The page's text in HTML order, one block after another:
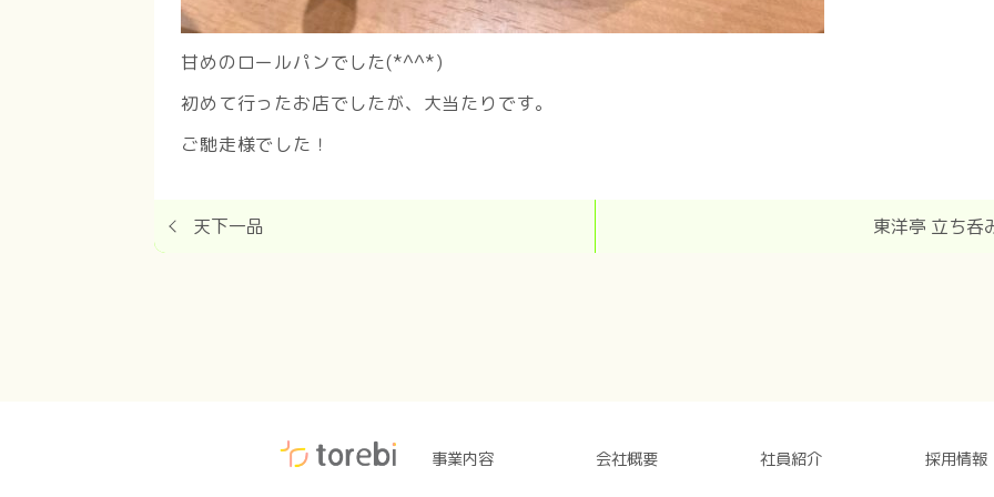
甘めのロールパンでした(*^^*)
初めて行ったお店でしたが、大当たりです。
ご馳走様でした！
天下一品 東洋亭 立ち呑
事業内容 会社概要 社員紹介 採用情報